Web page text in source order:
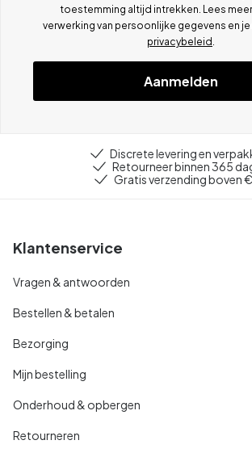
toestemming altijd intrekken. Lees
verwerking van persoonlijke gegevens en
privacybeleid
Aanmelden
Discrete levering en
Retourneer binnen 365
Gratis verzending boven
Klantenservice
Vragen & antwoorden
Bestellen & betalen
Bezorging
Mijn bestelling
Onderhoud & opbergen
Retourneren